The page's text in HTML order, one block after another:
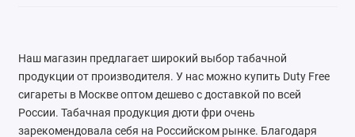
Наш магазин предлагает широкий выбор табачной
продукции от производителя. У нас можно купить Duty Free
сигареты в Москве оптом дешево с доставкой по всей
России. Табачная продукция дюти фри очень
зарекомендовала себя на Российском рынке. Благодаря